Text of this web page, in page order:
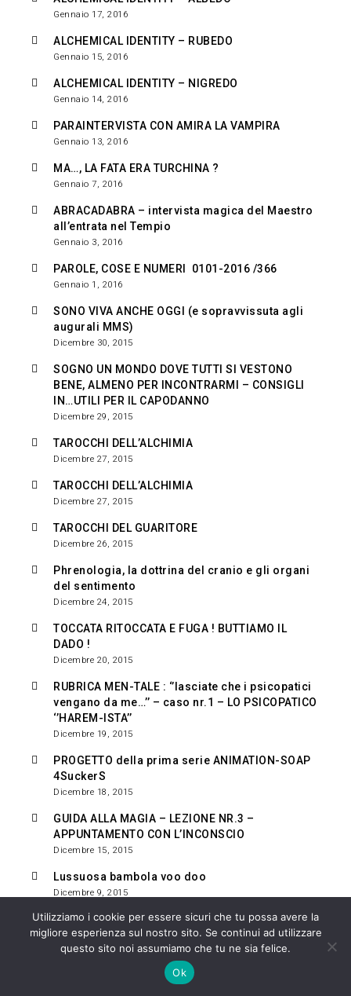
Gennaio 17, 2016
ALCHEMICAL IDENTITY – RUBEDO
Gennaio 15, 2016
ALCHEMICAL IDENTITY – NIGREDO
Gennaio 14, 2016
PARAINTERVISTA CON AMIRA LA VAMPIRA
Gennaio 13, 2016
MA…, LA FATA ERA TURCHINA ?
Gennaio 7, 2016
ABRACADABRA – intervista magica del Maestro
all’entrata nel Tempio
Gennaio 3, 2016
PAROLE, COSE E NUMERI 0101-2016 /366
Gennaio 1, 2016
SONO VIVA ANCHE OGGI (e sopravvissuta agli
augurali MMS)
Dicembre 30, 2015
SOGNO UN MONDO DOVE TUTTI SI VESTONO
BENE, ALMENO PER INCONTRARMI – CONSIGLI
IN…UTILI PER IL CAPODANNO
Dicembre 29, 2015
TAROCCHI DELL’ALCHIMIA
Dicembre 27, 2015
TAROCCHI DELL’ALCHIMIA
Dicembre 27, 2015
TAROCCHI DEL GUARITORE
Dicembre 26, 2015
Phrenologia, la dottrina del cranio e gli organi
del sentimento
Dicembre 24, 2015
TOCCATA RITOCCATA E FUGA ! BUTTIAMO IL
DADO !
Dicembre 20, 2015
RUBRICA MEN-TALE : ‘’lasciate che i psicopatici
vengano da me…’’ – caso nr.1 – LO PSICOPATICO
‘’HAREM-ISTA’’
Dicembre 19, 2015
PROGETTO della prima serie ANIMATION-SOAP
4SuckerS
Dicembre 18, 2015
GUIDA ALLA MAGIA – LEZIONE NR.3 –
APPUNTAMENTO CON L’INCONSCIO
Dicembre 15, 2015
Lussuosa bambola voo doo
Dicembre 9, 2015
HO VISSUTO LA TORRE DI BABELE
Dicembre 8, 2015
GUIDA ALLA MAGIA – LEZIONE NR.2 – COSA
Utilizziamo i cookie per essere sicuri che tu possa avere la
migliore esperienza sul nostro sito. Se continui ad utilizzare
questo sito noi assumiamo che tu ne sia felice.
Ok